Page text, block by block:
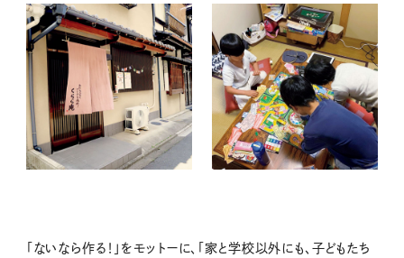
「ないなら作る！」をモットーに、「家と学校以外にも、子どもたち